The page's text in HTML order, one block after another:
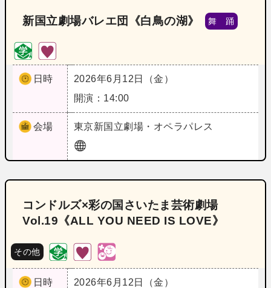
新国立劇場バレエ団《白鳥の湖》 舞 踊
日時
2026年6月12日（金）
開演：14:00
会場 東京新国立劇場・オペラパレス
コンドルズ×彩の国さいたま芸術劇場
Vol.19《ALL YOU NEED IS LOVE》
その他
日時
2026年6月12日（金）